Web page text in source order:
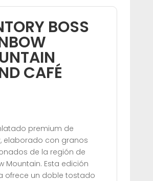
BOSS
CAFÉ
premium de
elaborado con granos
de la región de
Mountain. Esta edición
ofrece un doble tostado